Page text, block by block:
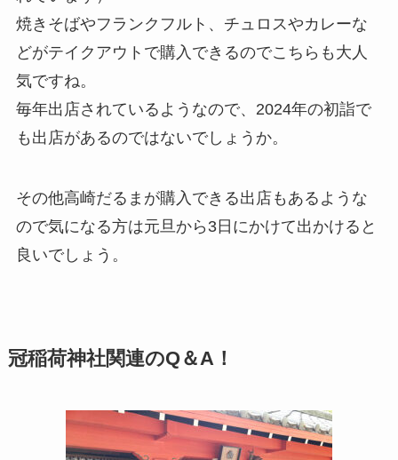
焼きそばやフランクフルト、チュロスやカレーな
どがテイクアウトで購入できるのでこちらも大人
気ですね。
毎年出店されているようなので、2024年の初詣で
も出店があるのではないでしょうか。
その他高崎だるまが購入できる出店もあるような
ので気になる方は元旦から3日にかけて出かけると
良いでしょう。
冠稲荷神社関連のQ＆A！